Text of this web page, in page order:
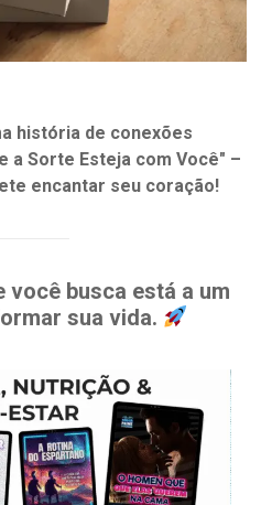
história de conexões
a Sorte Esteja com Você" –
encantar seu coração!
você busca está a um
sua vida.